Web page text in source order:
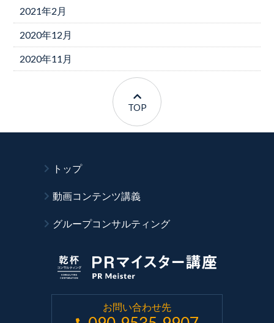
2021年2月
2020年12月
2020年11月
TOP
トップ
動画コンテンツ講義
グループコンサルティング
お問い合わせ先